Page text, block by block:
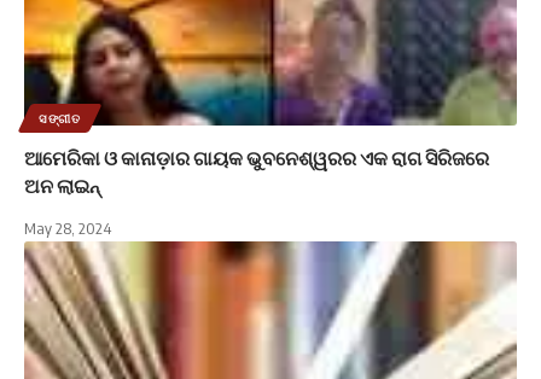
ସଙ୍ଗୀତ
ଆମେରିକା ଓ କାନାଡ଼ାର ଗାୟକ ଭୁବନେଶ୍ୱରର ଏକ ରାଗ ସିରିଜରେ
ଅନ ଲାଇନ୍
May 28, 2024